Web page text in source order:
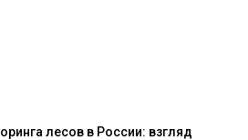
лесов в России: взгляд